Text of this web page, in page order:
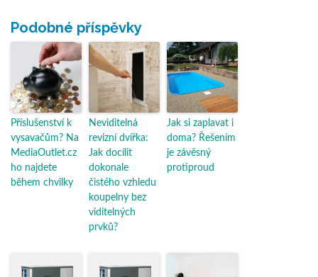
Podobné příspěvky
Příslušenství k
vysavačům? Na
MediaOutlet.cz
ho najdete
během chvilky
Neviditelná
revizní dvířka:
Jak docílit
dokonale
čistého vzhledu
koupelny bez
viditelných
prvků?
Jak si zaplavat i
doma? Řešením
je závěsný
protiproud